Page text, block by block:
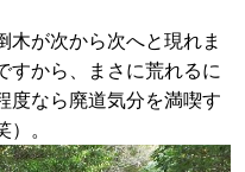
木が次から次へと現れま
すから、まさに荒れるに
度なら廃道気分を満喫す
。